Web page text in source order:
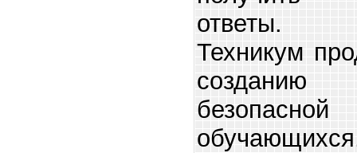
ответы.
Техникум